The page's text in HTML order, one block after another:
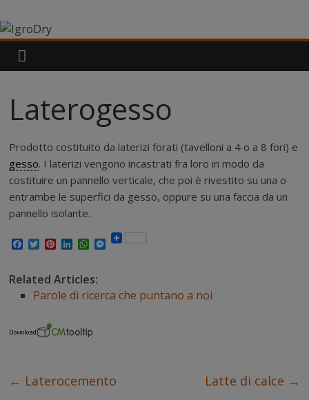
al
contenuto
IgroDry
miglior
per
muri
attualmente
in
commercio
Laterogesso
Prodotto costituito da laterizi forati (tavelloni a 4 o a 8 fori) e
gesso. I laterizi vengono incastrati fra loro in modo da
costituire un pannello verticale, che poi è rivestito su una o
entrambe le superfici da gesso, oppure su una faccia da un
pannello isolante.
F
e
b
o
T
t
t
e
P
t
e
r
t
L
k
e
d
W
t
s
A
M
n
Related Articles:
Parole di ricerca che puntano a noi
← Laterocemento Latte di calce →